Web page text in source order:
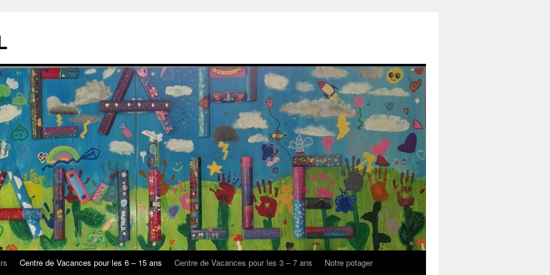
Centre de Vacances pour les 6 – 15 ans Centre de Vacances pour les 3 – 7 ans
Notre potager